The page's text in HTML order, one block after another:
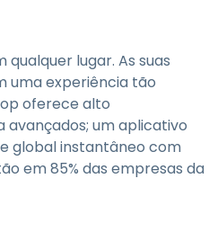
lugar. As suas
uma experiência tão
oferece alto
avançados; um aplicativo
global instantâneo com
em 85% das empresas da